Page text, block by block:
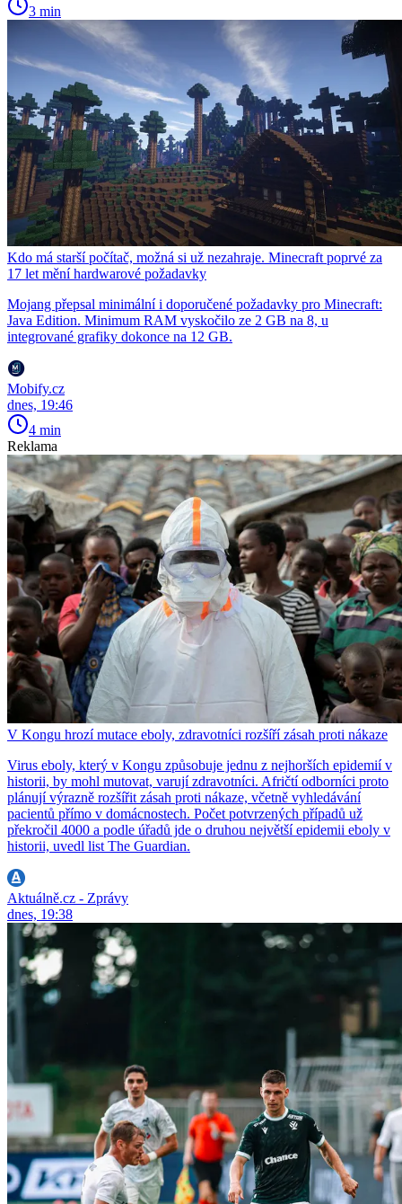
3 min
Kdo má starší počítač, možná si už nezahraje. Minecraft poprvé za
17 let mění hardwarové požadavky
Mojang přepsal minimální i doporučené požadavky pro Minecraft:
Java Edition. Minimum RAM vyskočilo ze 2 GB na 8, u
integrované grafiky dokonce na 12 GB.
Mobify.cz
dnes, 19:46
4 min
Reklama
V Kongu hrozí mutace eboly, zdravotníci rozšíří zásah proti nákaze
Virus eboly, který v Kongu způsobuje jednu z nejhorších epidemií v
historii, by mohl mutovat, varují zdravotníci. Afričtí odborníci proto
plánují výrazně rozšířit zásah proti nákaze, včetně vyhledávání
pacientů přímo v domácnostech. Počet potvrzených případů už
překročil 4000 a podle úřadů jde o druhou největší epidemii eboly v
historii, uvedl list The Guardian.
Aktuálně.cz - Zprávy
dnes, 19:38